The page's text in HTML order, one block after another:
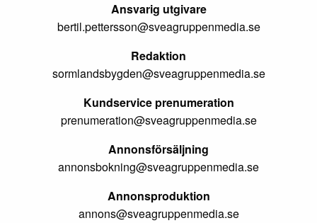
Ansvarig utgivare
bertil.pettersson@sveagruppenmedia.se
Redaktion
sormlandsbygden@sveagruppenmedia.se
Kundservice prenumeration
prenumeration@sveagruppenmedia.se
Annonsförsäljning
annonsbokning@sveagruppenmedia.se
Annonsproduktion
annons@sveagruppenmedia.se